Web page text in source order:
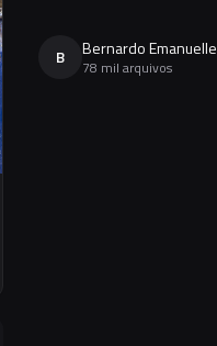
B Bernardo Emanuelle
78 mil arquivos